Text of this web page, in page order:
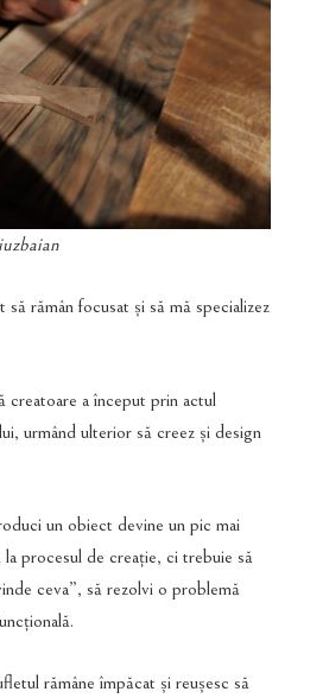
să rămân focusat și să mă specializez
creatoare a început prin actul
urmând ulterior să creez și design
un obiect devine un pic mai
procesul de creație, ci trebuie să
ceva”, să rezolvi o problemă
rămâne împăcat și reușesc să